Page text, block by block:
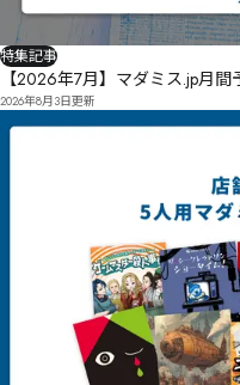
特集記事
【2026年7月】マダミス.jp月
2026年8月3日更新